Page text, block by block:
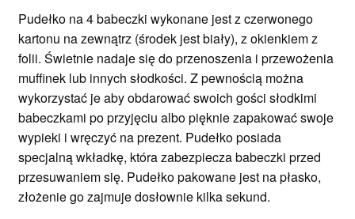
Pudełko na 4 babeczki wykonane jest z czerwonego
kartonu na zewnątrz (środek jest biały), z okienkiem z
folii. Świetnie nadaje się do przenoszenia i przewożenia
muffinek lub innych słodkości. Z pewnością można
wykorzystać je aby obdarować swoich gości słodkimi
babeczkami po przyjęciu albo pięknie zapakować swoje
wypieki i wręczyć na prezent. Pudełko posiada
specjalną wkładkę, która zabezpiecza babeczki przed
przesuwaniem się. Pudełko pakowane jest na płasko,
złożenie go zajmuje dosłownie kilka sekund.